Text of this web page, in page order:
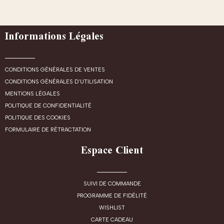
Informations Légales
CONDITIONS GÉNÉRALES DE VENTES
CONDITIONS GÉNÉRALES D'UTILISATION
MENTIONS LÉGALES
POLITIQUE DE CONFIDENTIALITÉ
POLITIQUE DES COOKIES
FORMULAIRE DE RÉTRACTATION
Espace Client
SUIVI DE COMMANDE
PROGRAMME DE FIDÉLITÉ
WISHLIST
CARTE CADEAU